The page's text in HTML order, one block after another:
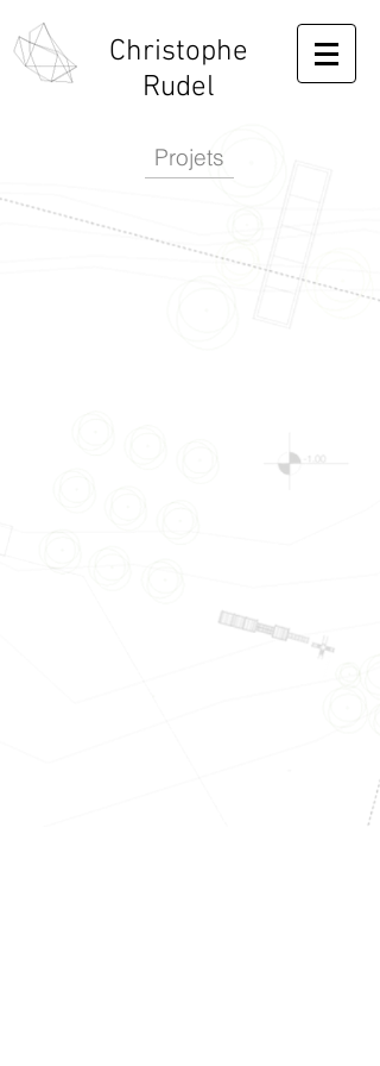
Christophe
Rudel
Projets